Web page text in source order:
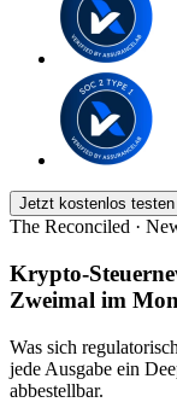
Jetzt kostenlos testen
The Reconciled ·
Krypto-
Zweimal im
Was sich
jede Ausgabe ein
abbestellbar.